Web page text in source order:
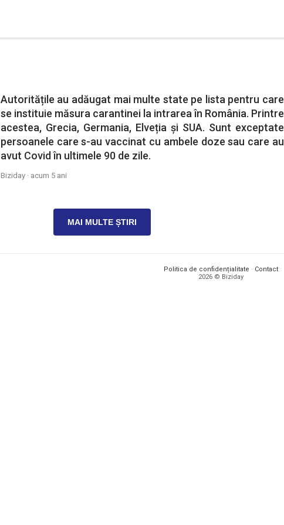
Autoritățile au adăugat mai multe state pe lista pentru care
se instituie măsura carantinei la intrarea în România. Printre
acestea, Grecia, Germania, Elveția și SUA. Sunt exceptate
persoanele care s-au vaccinat cu ambele doze sau care au
avut Covid în ultimele 90 de zile.
Biziday · acum 5 ani
MAI MULTE ȘTIRI
Politica de confidențialitate · Contact
2026 © Biziday